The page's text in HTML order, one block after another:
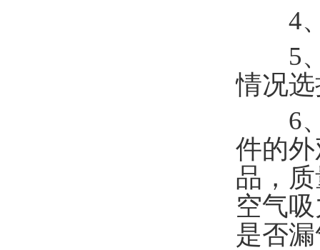
4、
5、
情况
6、
件的
品，
空气
是否